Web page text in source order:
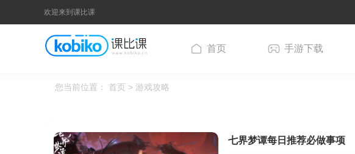
欢迎来到课比课
首页 手游下载
您当前位置： 首页 > 游戏攻略
七界梦谭每日推荐必做事项